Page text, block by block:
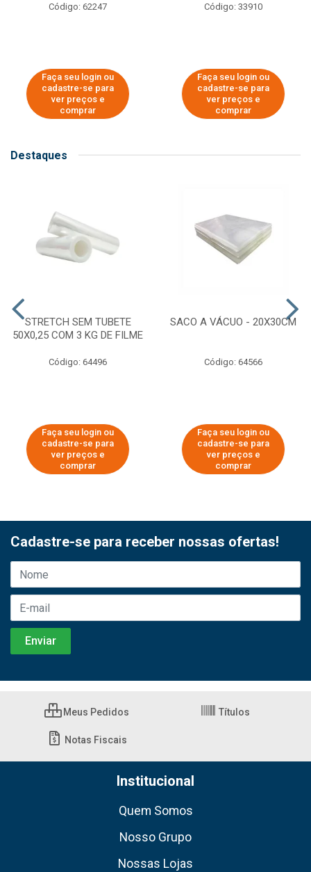
Código: 62247
Faça seu login ou
cadastre-se para
ver preços e
comprar
Código: 33910
Faça seu login ou
cadastre-se para
ver preços e
comprar
Destaques
STRETCH SEM TUBETE
50X0,25 COM 3 KG DE FILME
Código: 64496
Faça seu login ou
cadastre-se para
ver preços e
comprar
SACO A VÁCUO - 20X30CM
Código: 64566
Faça seu login ou
cadastre-se para
ver preços e
comprar
Cadastre-se para receber nossas ofertas!
Meus Pedidos Títulos
Notas Fiscais
Institucional
Quem Somos
Nosso Grupo
Nossas Lojas